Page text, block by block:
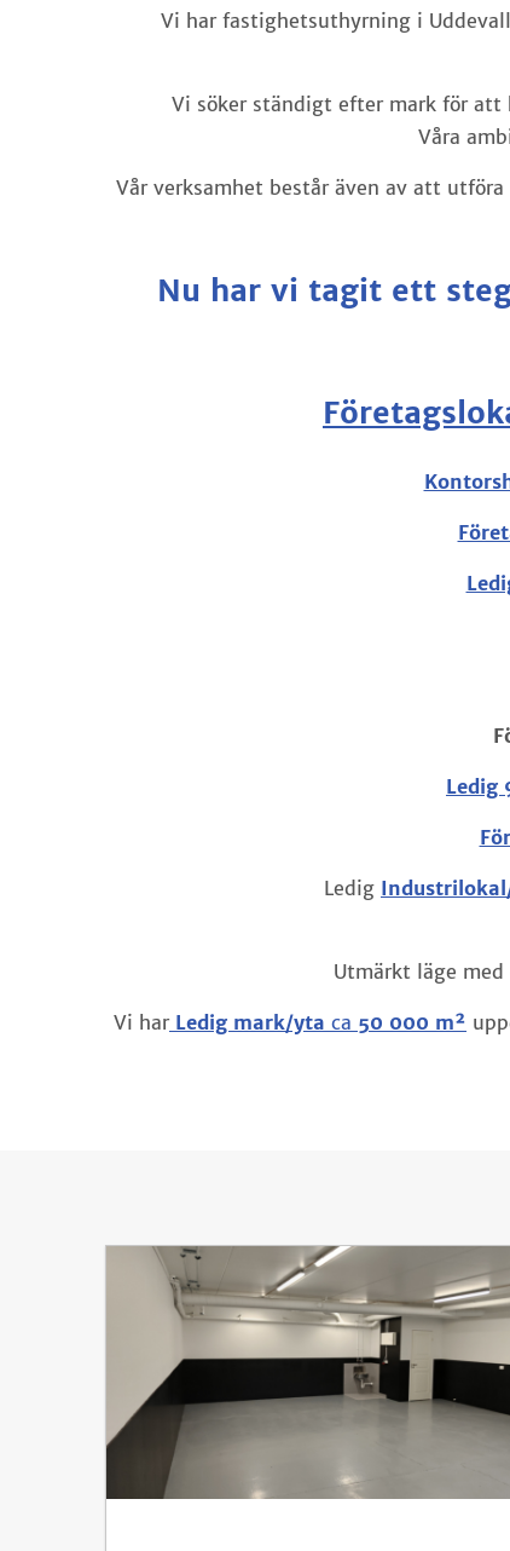
Vi har fastighetsuthyrning i
Vi söker ständigt efter mark för att
Våra
Vår verksamhet består även av att
Nu har vi tagit ett
Ledig
Ledig
Utmärkt läge
Vi harLedig mark/yta ca 50 000 m²